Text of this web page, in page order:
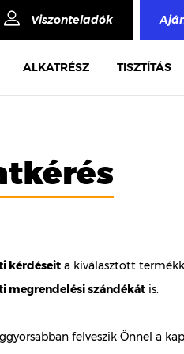
Viszonteladók
ALKATRÉSZ TISZTÍTÁS
kérdéseit a kiválasztott
megrendelési szándékátis.
felveszik Önnel a